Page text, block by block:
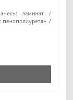
ламинат
пенополиуретан